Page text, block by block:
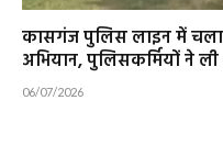
कासगंज पुलिस लाइन में चला
अभियान, पुलिसकर्मियों ने
06/07/2026